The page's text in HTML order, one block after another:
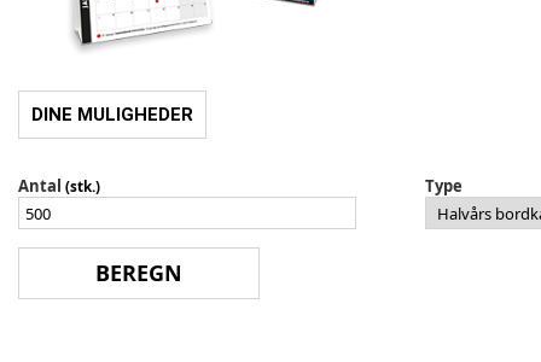
DINE MULIGHEDER
Antal (stk.) Type